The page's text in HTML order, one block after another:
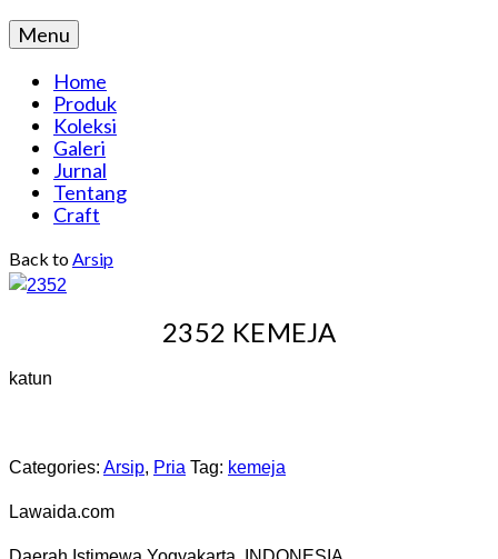
Menu
Home
Produk
Koleksi
Galeri
Jurnal
Tentang
Craft
Back toArsip
2352 KEMEJA
katun
Categories: Arsip, Pria Tag: kemeja
Lawaida.com